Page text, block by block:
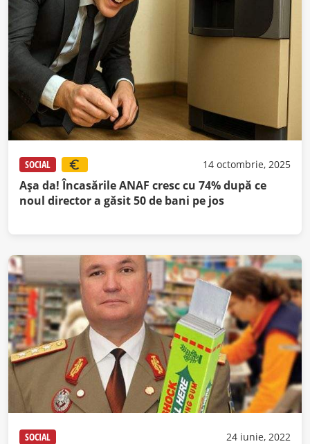
SOCIAL 14 octombrie, 2025
Aşa da! Încasările ANAF cresc cu 74% după ce
noul director a găsit 50 de bani pe jos
SOCIAL 24 iunie, 2022